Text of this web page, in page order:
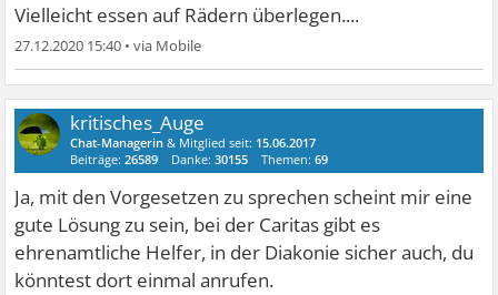
Vielleicht essen auf Rädern überlegen....
27.12.2020 15:40 •
kritisches_Auge
Chat-Managerin & Mitglied seit: 15.06.2017
Beiträge:26589 Danke:30155 Themen:69
Ja, mit den Vorgesetzen zu sprechen scheint mir eine
gute Lösung zu sein, bei der Caritas gibt es
ehrenamtliche Helfer, in der Diakonie sicher auch, du
könntest dort einmal anrufen.